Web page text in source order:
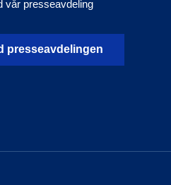
vår presseavdeling
presseavdelingen